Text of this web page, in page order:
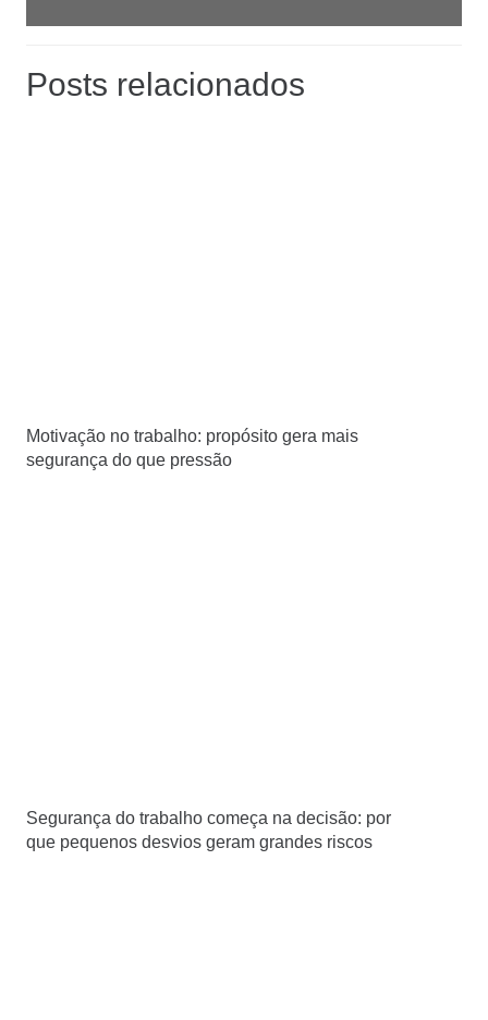
Posts relacionados
Motivação no trabalho: propósito gera mais
segurança do que pressão
Segurança do trabalho começa na decisão: por
que pequenos desvios geram grandes riscos